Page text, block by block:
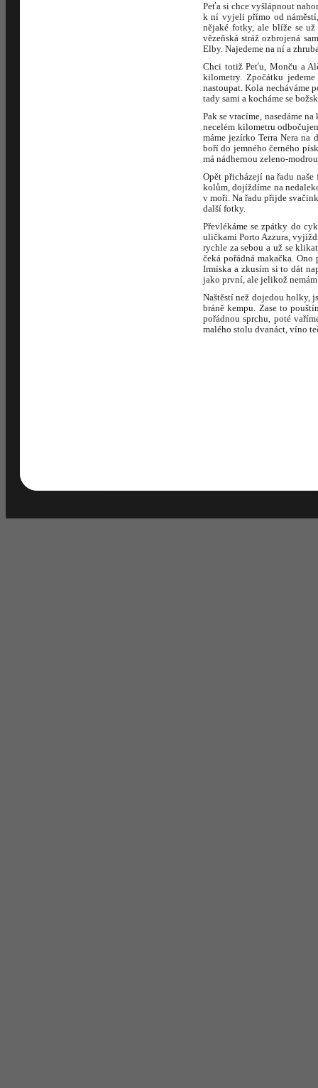
Peťa si chce vyšlápnout
k ní vyjeli přímo od
nějaké fotky, ale blíže se už
vězeňská stráž ozbrojená
Elby. Najedeme na ní a
Chci totiž Peťu, Monču a
kilometry. Zpočátku
nastoupat. Kola necháváme
tady sami a kocháme se
Pak se vracíme, nasedáme
necelém kilometru
máme jezírko Terra Nera na
boří do jemného černého
má nádhernou zeleno-
Opět přicházejí na řadu
kolům, dojíždíme na
v moři. Na řadu přijde
další fotky.
Převlékáme se zpátky do
uličkami Porto Azzura,
rychle za sebou a už se
čeká pořádná makačka.
Irmíska a zkusím si to dát
jako první, ale jelikož
Naštěstí než dojedou holky,
bráně kempu. Zase to
pořádnou sprchu, poté
malého stolu dvanáct, víno